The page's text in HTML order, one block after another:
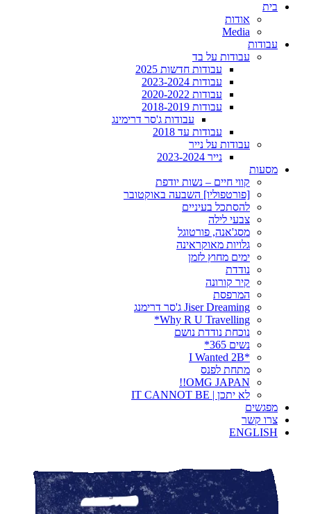
בית
אודות
Media
עבודות
עבודות על בד
עבודות חדשות 2025
עבודות 2023-2024
עבודות 2020-2022
עבודות 2018-2019
עבודות ג'סר דרימינג
עבודות עד 2018
עבודות על נייר
נייר 2023-2024
מסעות
קווי חיים – נשות יודפת
[פורטפוליו] השבעה באוקטובר
להסתכל בעיניים
צבעי לילה
מסג'אנה, פורטוגל
גלויות מאוקראינה
ימים מחוץ לזמן
נודדת
קיר קורונה
המרפסת
Jiser Dreaming ג'סר דרימנג
Why R U Travelling*
נוכחת נודדת נושם
נשים 365*
*I Wanted 2B
מתחת לפנס
OMG JAPAN!!
לא יתכן | IT CANNOT BE
מפגשים
צרו קשר
ENGLISH